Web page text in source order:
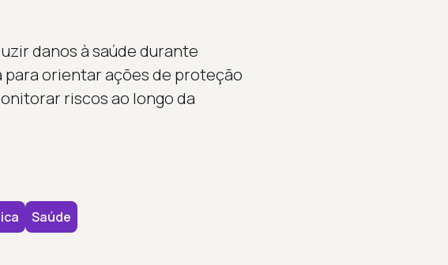
danos à saúde durante
orientar ações de proteção
riscos ao longo da
Saúde